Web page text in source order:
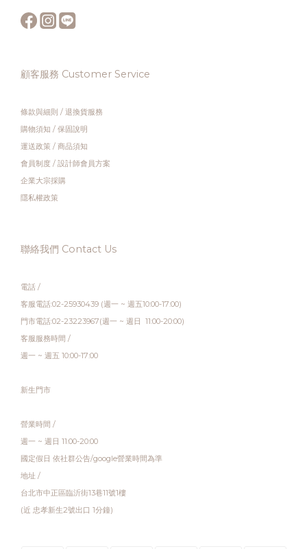
顧客服務 Customer Service
條款與細則 / 退換貨服務
購物須知 / 保固說明
運送政策 / 商品須知
會員制度 / 設計師會員方案
企業大宗採購
隱私權政策
聯絡我們 Contact Us
電話 /
客服電話:02-25930439 (週一 ~ 週五10:00-17:00)
門市電話:02-23223967(週一 ~ 週日 11:00-20:00)
客服服務時間 /
週一 ~ 週五 10:00-17:00
新生門市
營業時間 /
週一 ~ 週日 11:00-20:00
國定假日 依社群公告/google營業時間為準
地址 /
台北市中正區臨沂街13巷11號1樓
(近 忠孝新生2號出口 1分鐘)